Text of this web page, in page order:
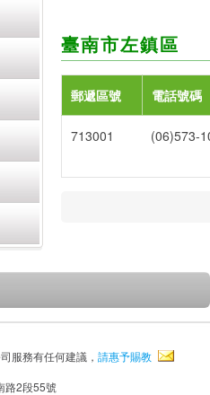
臺南市左鎮區
郵遞區號 電話號碼
713001 (06)573-
服務有任何建議， 請惠予賜教
路2段55號